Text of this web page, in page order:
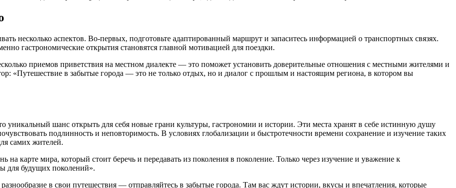
несколько аспектов. Во-первых, подготовьте адаптированный маршрут и запаситесь информацией о транспортных связях.
гастрономические открытия становятcя главной мотивацией для поездки.
приемов приветствия на местном диалекте — это поможет установить доверительные отношения с местными жителями и
«Путешествие в забытые города — это не только отдых, но и диалог с прошлым и настоящим региона, в котором вы
шанс открыть для себя новые грани культуры, гастрономии и истории. Эти места хранят в себе истинную душу
подлинность и неповторимость. В условиях глобализации и быстротечности времени сохранение и изучение таких
самих жителей.
карте мира, который стоит беречь и передавать из поколения в поколение. Только через изучение и уважение к
для будущих поколений».
в свои путешествия — отправляйтесь в забытые города. Там вас ждут истории, вкусы и впечатления, которые